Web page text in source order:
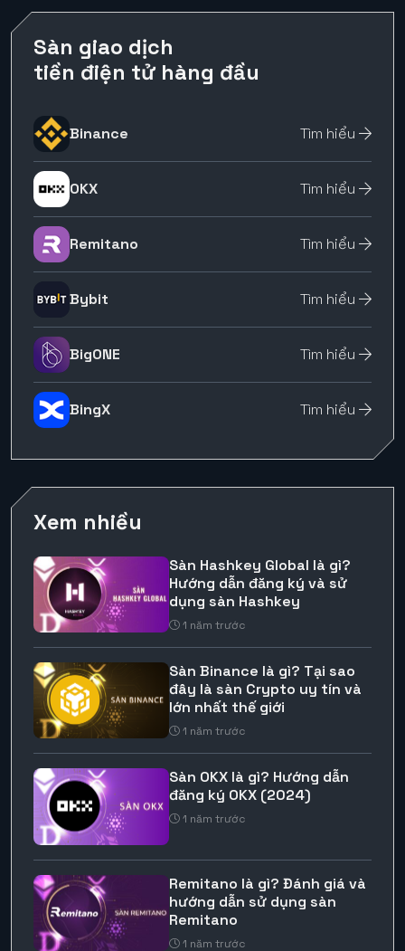
Sàn giao dịch
tiền điện tử hàng đầu
Binance Tìm hiểu
OKX Tìm hiểu
Remitano Tìm hiểu
Bybit Tìm hiểu
BigONE Tìm hiểu
BingX Tìm hiểu
Xem nhiều
Sàn Hashkey Global là gì?
Hướng dẫn đăng ký và sử
dụng sàn Hashkey
1 năm trước
Sàn Binance là gì? Tại sao
đây là sàn Crypto uy tín và
lớn nhất thế giới
1 năm trước
Sàn OKX là gì? Hướng dẫn
đăng ký OKX (2024)
1 năm trước
Remitano là gì? Đánh giá và
hướng dẫn sử dụng sàn
Remitano
1 năm trước